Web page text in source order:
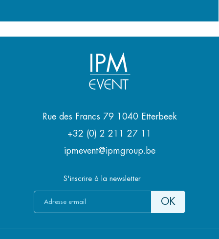
IPM
Rue des Francs 79 1040 Etterbeek
+32 (0) 2 211 27 11
ipmevent@ipmgroup.be
S'inscrire à la newsletter